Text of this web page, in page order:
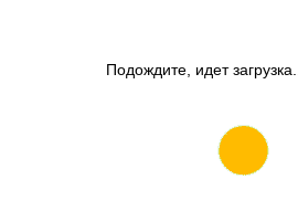
Подождите, идет загрузка...